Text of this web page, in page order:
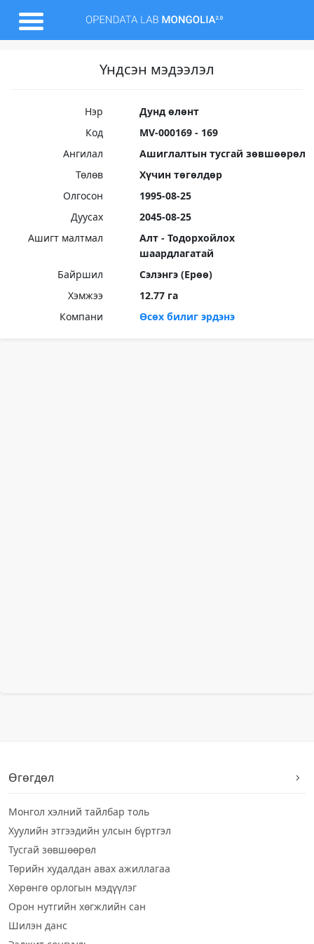
Үндсэн мэдээлэл
Нэр
Дунд өлөнт
Код
MV-000169 - 169
Ангилал
Ашиглалтын тусгай зөвшөөрөл
Төлөв
Хүчин төгөлдөр
Олгосон
1995-08-25
Дуусах
2045-08-25
Ашигт малтмал
Алт - Тодорхойлох
шаардлагатай
Байршил
Сэлэнгэ (Ерөө)
Хэмжээ
12.77 га
Компани
Өсөх билиг эрдэнэ
Өгөгдөл
Монгол хэлний тайлбар толь
Хуулийн этгээдийн улсын бүртгэл
Тусгай зөвшөөрөл
Төрийн худалдан авах ажиллагаа
Хөрөнгө орлогын мэдүүлэг
Орон нутгийн хөгжлийн сан
Шилэн данс